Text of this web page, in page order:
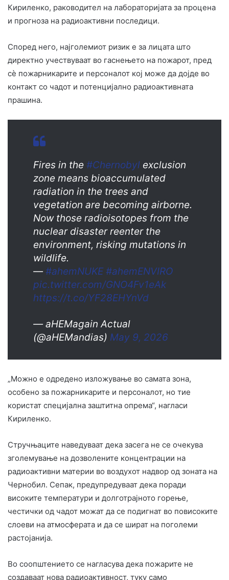
Кириленко, раководител на лабораторијата за процена
и прогноза на радиоактивни последици.
Според него, најголемиот ризик е за лицата што
директно учествуваат во гаснењето на пожарот, пред
сè пожарникарите и персоналот кој може да дојде во
контакт со чадот и потенцијално радиоактивната
прашина.
Fires in the #Chernobyl exclusion
zone means bioaccumulated
radiation in the trees and
vegetation are becoming airborne.
Now those radioisotopes from the
nuclear disaster reenter the
environment, risking mutations in
wildlife.
—#ahemNUKE #ahemENVIRO
pic.twitter.com/GNO4Fv1eAk
https://t.co/YF28EHYnVd
— aHEMagain Actual
(@aHEMandias) May 9, 2026
„Можно е одредено изложување во самата зона,
особено за пожарникарите и персоналот, но тие
користат специјална заштитна опрема“, нагласи
Кириленко.
Стручњаците наведуваат дека засега не се очекува
зголемување на дозволените концентрации на
радиоактивни материи во воздухот надвор од зоната на
Чернобил. Сепак, предупредуваат дека поради
високите температури и долготрајното горење,
честички од чадот можат да се подигнат во повисоките
слоеви на атмосферата и да се шират на поголеми
растојанија.
Во соопштението се нагласува дека пожарите не
создаваат нова радиоактивност, туку само